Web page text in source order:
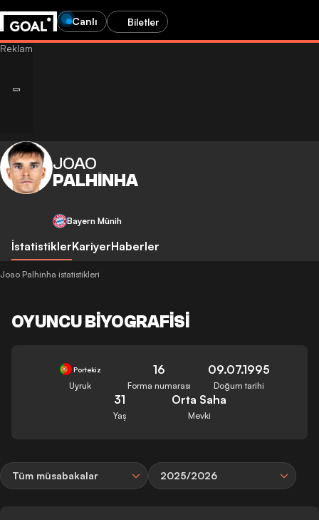
Canlı Biletler
JOAO
PALHINHA
Bayern Münih
İstatistiklerKariyerHaberler
Joao Palhinha istatistikleri
OYUNCU BIYOGRAFISI
Portekiz
Uyruk
16
Forma numarası
09.07.1995
Doğum tarihi
31
Yaş
Orta Saha
Mevki
Tüm müsabakalar 2025/2026